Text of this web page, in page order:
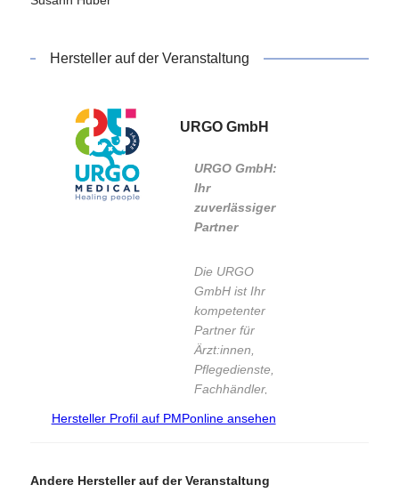
ICW
in der Kreisklinik
2000
Staatsexamen
Krankenpflege
Hersteller auf der Veranstaltung
URGO GmbH
URGO GmbH:
Ihr
zuverlässiger
Partner
Die URGO
GmbH ist Ihr
kompetenter
Partner für
Ärzt:innen,
Pflegedienste,
Fachhändler,
Sanitätshäuser,
bieten optimale
Hersteller Profil auf PMPonline ansehen
Andere Hersteller auf der Veranstaltung